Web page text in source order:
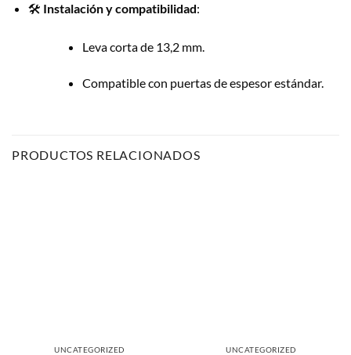
🛠️ Instalación y compatibilidad:
Leva corta de 13,2 mm.
Compatible con puertas de espesor estándar.
PRODUCTOS RELACIONADOS
UNCATEGORIZED UNCATEGORIZED